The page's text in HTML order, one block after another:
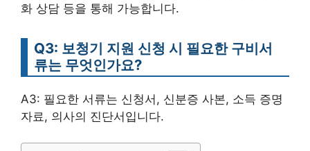
화 상담 등을 통해 가능합니다.
Q3: 보청기 지원 신청 시 필요한 구비서
류는 무엇인가요?
A3: 필요한 서류는 신청서, 신분증 사본, 소득 증명
자료, 의사의 진단서입니다.